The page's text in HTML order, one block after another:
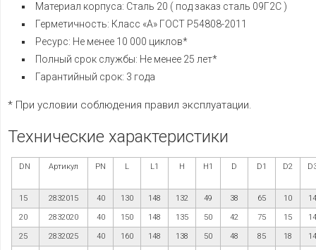
Материал корпуса: Сталь 20 ( под заказ сталь 09Г2С )
Герметичность: Класс «А» ГОСТ Р54808-2011
Ресурс: Не менее 10 000 циклов*
Полный срок службы: Не менее 25 лет*
Гарантийный срок: 3 года
* При условии соблюдения правил эксплуатации.
Технические характеристики
DN Артикул PN L L1 H H1 D D1 D2
15 2832015 40 130 148 132 49 38 65 10 14
20 2832020 40 150 148 135 50 42 75 15 14
25 2832025 40 160 148 138 50 48 85 18 14